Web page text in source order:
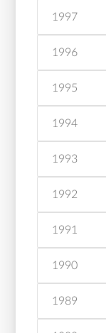
1997
1996
1995
1994
1993
1992
1991
1990
1989